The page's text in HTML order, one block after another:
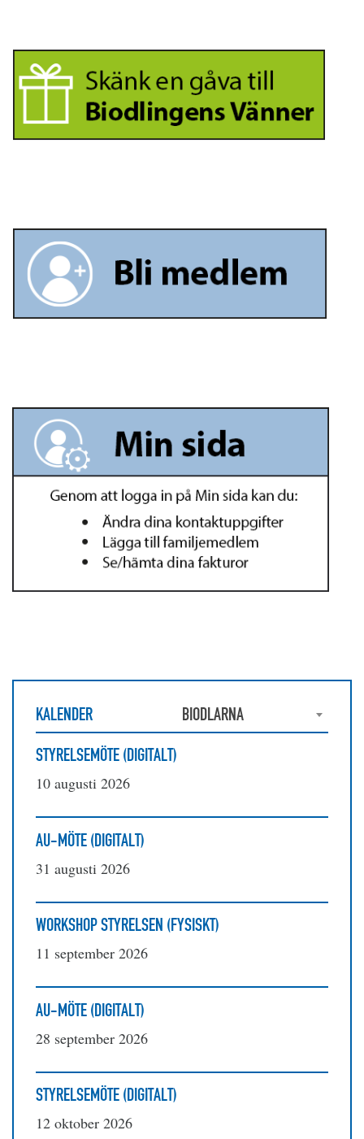
KALENDER
BIODLARNA
STYRELSEMÖTE (DIGITALT)
10 augusti 2026
AU-MÖTE (DIGITALT)
31 augusti 2026
WORKSHOP STYRELSEN (FYSISKT)
11 september 2026
AU-MÖTE (DIGITALT)
28 september 2026
STYRELSEMÖTE (DIGITALT)
12 oktober 2026